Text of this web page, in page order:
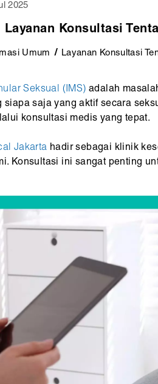
2025
Layanan Konsultasi
Umum Layanan Konsultasi
Seksual (IMS) adalah
siapa saja yang aktif secara
konsultasi medis yang tepat.
Jakarta hadir sebagai klinik
Konsultasi ini sangat penting